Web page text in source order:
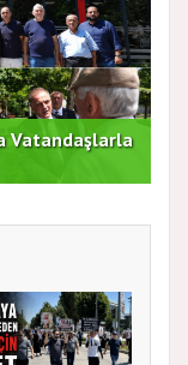
Vatandaşlarla